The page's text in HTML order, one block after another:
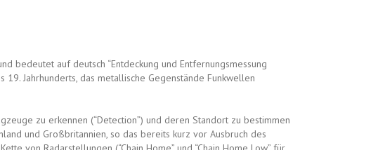
bedeutet auf deutsch “Entdeckung und Entfernungsmessung
Jahrhunderts, das metallische Gegenstände Funkwellen
zu erkennen (“Detection”) und deren Standort zu bestimmen
und Großbritannien, so das bereits kurz vor Ausbruch des